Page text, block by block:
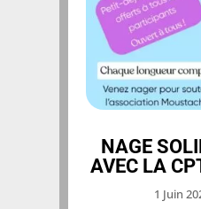
NAGE
AVEC LA
1 Juin